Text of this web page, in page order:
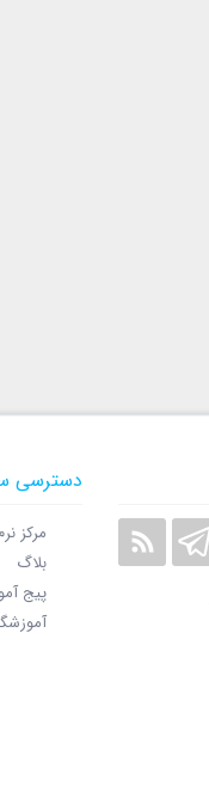
دسترسی
مرکز
بلاگ
پیج